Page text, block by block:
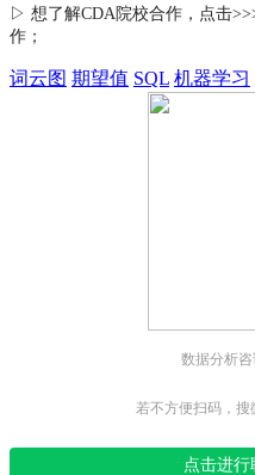
▷ 想了解CDA 院校合作 ，点击
作；
词云图 期望值 SQL 机器学习
数据分析
若不方便扫码，搜
点击进